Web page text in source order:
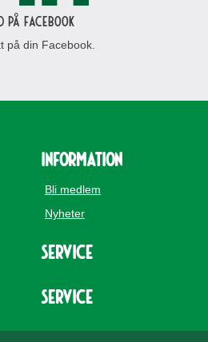
Facebook
på din Facebook.
Information
Bli medlem
Nyheter
Service
Service